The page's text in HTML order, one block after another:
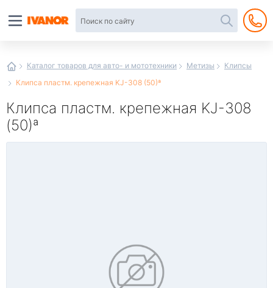
Каталог товаров для авто- и мототехники Метизы
Клипсы
Клипса пластм. крепежная KJ-308 (50)ª
Клипса пластм. крепежная KJ-308
(50)ª
интернет-